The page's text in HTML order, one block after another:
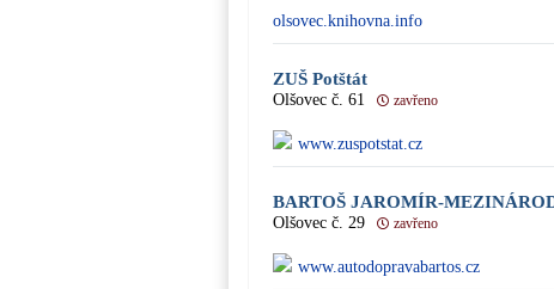
olsovec.knihovna.info
ZUŠ Potštát
Olšovec č. 61 zavřeno
www.zuspotstat.cz
BARTOŠ JAROMÍR-
Olšovec č. 29 zavřeno
www.autodopravabartos.cz